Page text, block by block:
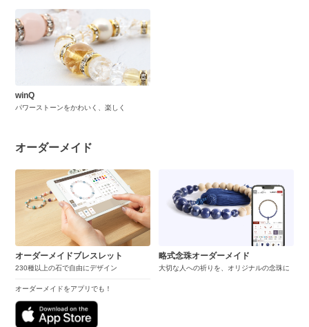
winQ
パワーストーンをかわいく、楽しく
オーダーメイド
オーダーメイドブレスレット
230種以上の石で自由にデザイン
オーダーメイドをアプリでも！
略式念珠オーダーメイド
大切な人への祈りを、オリジナルの念珠に